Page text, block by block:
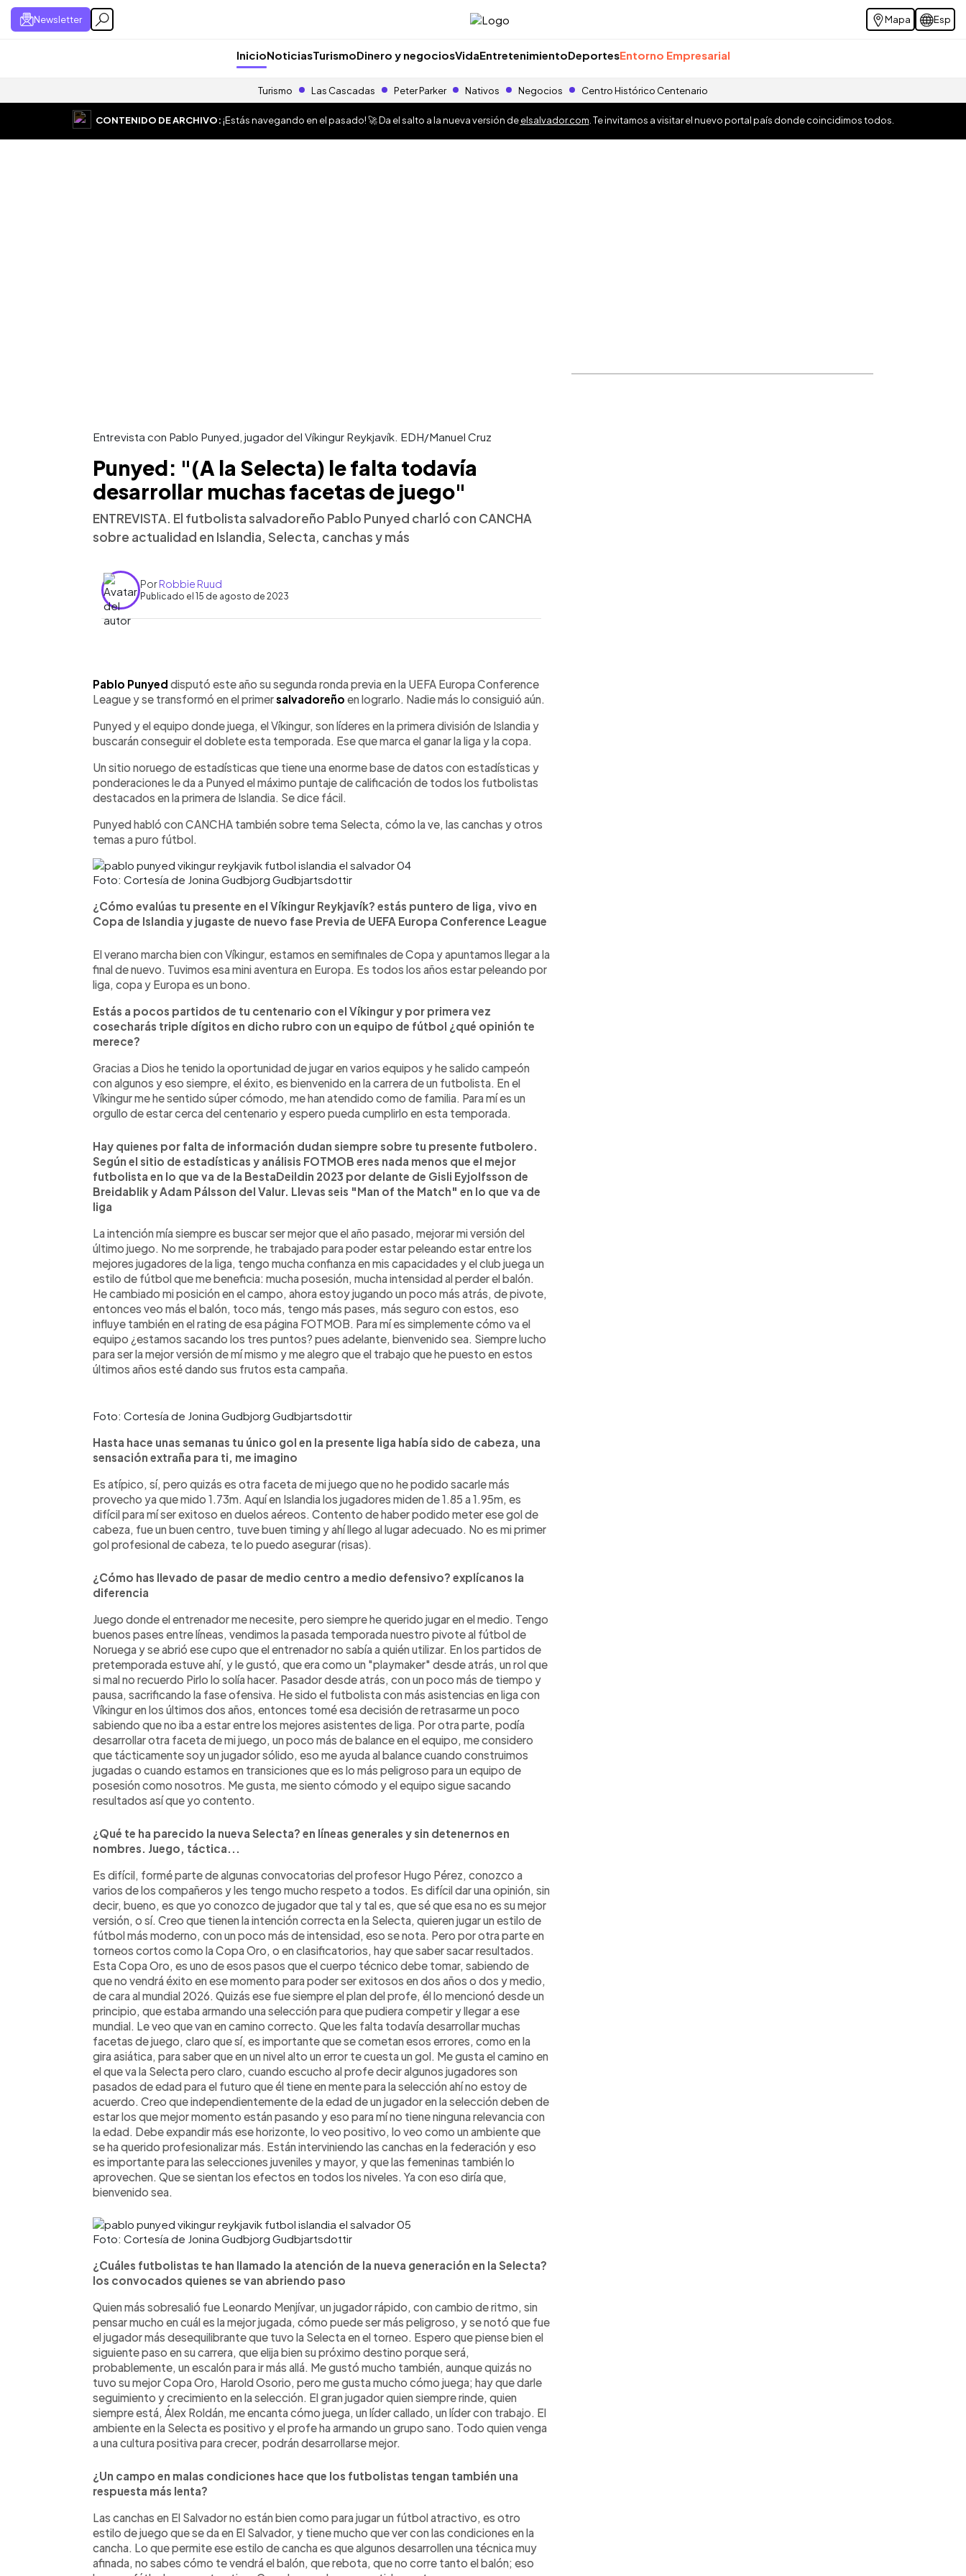
Newsletter Mapa Esp
InicioNoticiasTurismoDinero y negociosVidaEntretenimientoDeportesEntorno Empresarial
Turismo Las Cascadas Peter Parker Nativos Negocios Centro Histórico Centenario
CONTENIDO DE ARCHIVO:¡Estás navegando en el pasado! 🚀 Da el salto a la nueva versión deelsalvador.com . Te invitamos a visitar el nuevo portal país donde coincidimos todos.
Entrevista con Pablo Punyed, jugador del Víkingur Reykjavík. EDH/Manuel Cruz
Punyed: "(A la Selecta) le falta todavía
desarrollar muchas facetas de juego"
ENTREVISTA. El futbolista salvadoreño Pablo Punyed charló con CANCHA
sobre actualidad en Islandia, Selecta, canchas y más
PorRobbie Ruud
Publicado el 15 de agosto de 2023
Escuchar artículo
Pablo Punyed disputó este año su segunda ronda previa en la UEFA Europa Conference
League y se transformó en el primersalvadoreño en lograrlo. Nadie más lo consiguió aún.
Punyed y el equipo donde juega, el Víkingur, son líderes en la primera división de Islandia y
buscarán conseguir el doblete esta temporada. Ese que marca el ganar la liga y la copa.
Un sitio noruego de estadísticas que tiene una enorme base de datos con estadísticas y
ponderaciones le da a Punyed el máximo puntaje de calificación de todos los futbolistas
destacados en la primera de Islandia. Se dice fácil.
Punyed habló con CANCHA también sobre tema Selecta, cómo la ve, las canchas y otros
temas a puro fútbol.
Foto: Cortesía de Jonina Gudbjorg Gudbjartsdottir
¿Cómo evalúas tu presente en el Víkingur Reykjavík? estás puntero de liga, vivo en
Copa de Islandia y jugaste de nuevo fase Previa de UEFA Europa Conference League
El verano marcha bien con Víkingur, estamos en semifinales de Copa y apuntamos llegar a la
final de nuevo. Tuvimos esa mini aventura en Europa. Es todos los años estar peleando por
liga, copa y Europa es un bono.
Estás a pocos partidos de tu centenario con el Víkingur y por primera vez
cosecharás triple dígitos en dicho rubro con un equipo de fútbol ¿qué opinión te
merece?
Gracias a Dios he tenido la oportunidad de jugar en varios equipos y he salido campeón
con algunos y eso siempre, el éxito, es bienvenido en la carrera de un futbolista. En el
Víkingur me he sentido súper cómodo, me han atendido como de familia. Para mí es un
orgullo de estar cerca del centenario y espero pueda cumplirlo en esta temporada.
Hay quienes por falta de información dudan siempre sobre tu presente futbolero.
Según el sitio de estadísticas y análisis FOTMOB eres nada menos que el mejor
futbolista en lo que va de la BestaDeildin 2023 por delante de Gisli Eyjolfsson de
Breidablik y Adam Pálsson del Valur. Llevas seis "Man of the Match" en lo que va de
liga
La intención mía siempre es buscar ser mejor que el año pasado, mejorar mi versión del
último juego. No me sorprende, he trabajado para poder estar peleando estar entre los
mejores jugadores de la liga, tengo mucha confianza en mis capacidades y el club juega un
estilo de fútbol que me beneficia: mucha posesión, mucha intensidad al perder el balón.
He cambiado mi posición en el campo, ahora estoy jugando un poco más atrás, de pivote,
entonces veo más el balón, toco más, tengo más pases, más seguro con estos, eso
influye también en el rating de esa página FOTMOB. Para mí es simplemente cómo va el
equipo ¿estamos sacando los tres puntos? pues adelante, bienvenido sea. Siempre lucho
para ser la mejor versión de mí mismo y me alegro que el trabajo que he puesto en estos
últimos años esté dando sus frutos esta campaña.
Foto: Cortesía de Jonina Gudbjorg Gudbjartsdottir
Hasta hace unas semanas tu único gol en la presente liga había sido de cabeza, una
sensación extraña para ti, me imagino
Es atípico, sí, pero quizás es otra faceta de mi juego que no he podido sacarle más
provecho ya que mido 1.73m. Aquí en Islandia los jugadores miden de 1.85 a 1.95m, es
difícil para mí ser exitoso en duelos aéreos. Contento de haber podido meter ese gol de
cabeza, fue un buen centro, tuve buen timing y ahí llego al lugar adecuado. No es mi primer
gol profesional de cabeza, te lo puedo asegurar (risas).
¿Cómo has llevado de pasar de medio centro a medio defensivo? explícanos la
diferencia
Juego donde el entrenador me necesite, pero siempre he querido jugar en el medio. Tengo
buenos pases entre líneas, vendimos la pasada temporada nuestro pivote al fútbol de
Noruega y se abrió ese cupo que el entrenador no sabía a quién utilizar. En los partidos de
pretemporada estuve ahí, y le gustó, que era como un "playmaker" desde atrás, un rol que
si mal no recuerdo Pirlo lo solía hacer. Pasador desde atrás, con un poco más de tiempo y
pausa, sacrificando la fase ofensiva. He sido el futbolista con más asistencias en liga con
Víkingur en los últimos dos años, entonces tomé esa decisión de retrasarme un poco
sabiendo que no iba a estar entre los mejores asistentes de liga. Por otra parte, podía
desarrollar otra faceta de mi juego, un poco más de balance en el equipo, me considero
que tácticamente soy un jugador sólido, eso me ayuda al balance cuando construimos
jugadas o cuando estamos en transiciones que es lo más peligroso para un equipo de
posesión como nosotros. Me gusta, me siento cómodo y el equipo sigue sacando
resultados así que yo contento.
¿Qué te ha parecido la nueva Selecta? en líneas generales y sin detenernos en
nombres. Juego, táctica...
Es difícil, formé parte de algunas convocatorias del profesor Hugo Pérez, conozco a
varios de los compañeros y les tengo mucho respeto a todos. Es difícil dar una opinión, sin
decir, bueno, es que yo conozco de jugador que tal y tal es, que sé que esa no es su mejor
versión, o sí. Creo que tienen la intención correcta en la Selecta, quieren jugar un estilo de
fútbol más moderno, con un poco más de intensidad, eso se nota. Pero por otra parte en
torneos cortos como la Copa Oro, o en clasificatorios, hay que saber sacar resultados.
Esta Copa Oro, es uno de esos pasos que el cuerpo técnico debe tomar, sabiendo de
que no vendrá éxito en ese momento para poder ser exitosos en dos años o dos y medio,
de cara al mundial 2026. Quizás ese fue siempre el plan del profe, él lo mencionó desde un
principio, que estaba armando una selección para que pudiera competir y llegar a ese
mundial. Le veo que van en camino correcto. Que les falta todavía desarrollar muchas
facetas de juego, claro que sí, es importante que se cometan esos errores, como en la
gira asiática, para saber que en un nivel alto un error te cuesta un gol. Me gusta el camino en
el que va la Selecta pero claro, cuando escucho al profe decir algunos jugadores son
pasados de edad para el futuro que él tiene en mente para la selección ahí no estoy de
acuerdo. Creo que independientemente de la edad de un jugador en la selección deben de
estar los que mejor momento están pasando y eso para mí no tiene ninguna relevancia con
la edad. Debe expandir más ese horizonte, lo veo positivo, lo veo como un ambiente que
se ha querido profesionalizar más. Están interviniendo las canchas en la federación y eso
es importante para las selecciones juveniles y mayor, y que las femeninas también lo
aprovechen. Que se sientan los efectos en todos los niveles. Ya con eso diría que,
bienvenido sea.
Foto: Cortesía de Jonina Gudbjorg Gudbjartsdottir
¿Cuáles futbolistas te han llamado la atención de la nueva generación en la Selecta?
los convocados quienes se van abriendo paso
Quien más sobresalió fue Leonardo Menjívar, un jugador rápido, con cambio de ritmo, sin
pensar mucho en cuál es la mejor jugada, cómo puede ser más peligroso, y se notó que fue
el jugador más desequilibrante que tuvo la Selecta en el torneo. Espero que piense bien el
siguiente paso en su carrera, que elija bien su próximo destino porque será,
probablemente, un escalón para ir más allá. Me gustó mucho también, aunque quizás no
tuvo su mejor Copa Oro, Harold Osorio, pero me gusta mucho cómo juega; hay que darle
seguimiento y crecimiento en la selección. El gran jugador quien siempre rinde, quien
siempre está, Álex Roldán, me encanta cómo juega, un líder callado, un líder con trabajo. El
ambiente en la Selecta es positivo y el profe ha armando un grupo sano. Todo quien venga
a una cultura positiva para crecer, podrán desarrollarse mejor.
¿Un campo en malas condiciones hace que los futbolistas tengan también una
respuesta más lenta?
Las canchas en El Salvador no están bien como para jugar un fútbol atractivo, es otro
estilo de juego que se da en El Salvador, y tiene mucho que ver con las condiciones en la
cancha. Lo que permite ese estilo de cancha es que algunos desarrollen una técnica muy
afinada, no sabes cómo te vendrá el balón, que rebota, que no corre tanto el balón; eso